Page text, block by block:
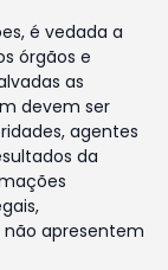
é vedada a
órgãos e
as
devem ser
agentes
da
apresentem